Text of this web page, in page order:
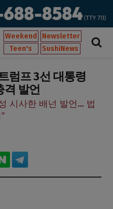
Weekend
Newsletter
Teen's
SushiNews
럼프 3선 대통령
격 발언
시사한 배넌 발언… 법